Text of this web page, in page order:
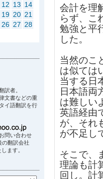
会計を理
らず、こ
勉強と平
した。
当然のこ
は似ては
当する日
日本語両
は難しい
英語経由
が、それ
が不足し
そこで、
理論も計
回し。計
12 13 14
19 20 21
26 27 28
訳者。
文書などの重
イ語翻訳を行
問い合わせ
の翻訳会社
ます。